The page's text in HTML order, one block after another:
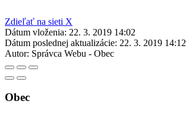
Zdieľať na sieti X
Dátum vloženia: 22. 3. 2019 14:02
Dátum poslednej aktualizácie: 22. 3. 2019 14:12
Autor: Správca Webu - Obec
Obec